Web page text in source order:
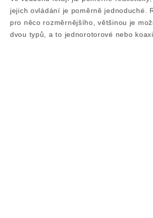
jejich ovládání je poměrně jednoduché.
pro něco rozměrnějšího, většinou je
dvou typů, a to jednorotorové nebo